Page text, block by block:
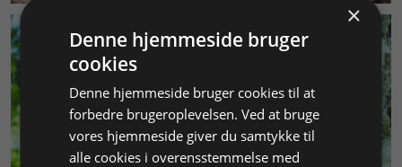
MILJØ & BÆREDYGTIGHED
×
Denne hjemmeside bruger
cookies
Denne hjemmeside bruger cookies til at
forbedre brugeroplevelsen. Ved at bruge
vores hjemmeside giver du samtykke til
alle cookies i overensstemmelse med